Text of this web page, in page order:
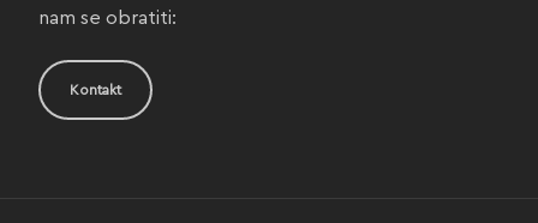
nam se obratiti:
Kontakt